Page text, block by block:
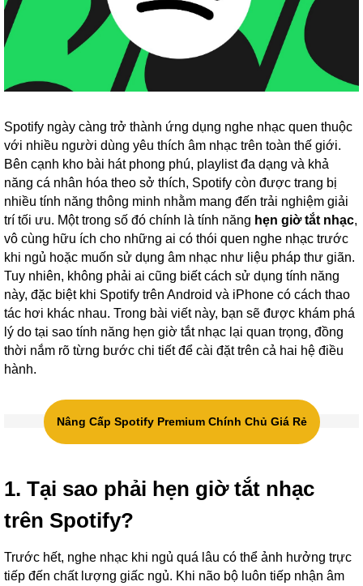
Spotify ngày càng trở thành ứng dụng nghe nhạc quen thuộc
với nhiều người dùng yêu thích âm nhạc trên toàn thế giới.
Bên cạnh kho bài hát phong phú, playlist đa dạng và khả
năng cá nhân hóa theo sở thích, Spotify còn được trang bị
nhiều tính năng thông minh nhằm mang đến trải nghiệm giải
trí tối ưu. Một trong số đó chính là tính năng hẹn giờ tắt nhạc,
vô cùng hữu ích cho những ai có thói quen nghe nhạc trước
khi ngủ hoặc muốn sử dụng âm nhạc như liệu pháp thư giãn.
Tuy nhiên, không phải ai cũng biết cách sử dụng tính năng
này, đặc biệt khi Spotify trên Android và iPhone có cách thao
tác hơi khác nhau. Trong bài viết này, bạn sẽ được khám phá
lý do tại sao tính năng hẹn giờ tắt nhạc lại quan trọng, đồng
thời nắm rõ từng bước chi tiết để cài đặt trên cả hai hệ điều
hành.
Nâng Cấp Spotify Premium Chính Chủ Giá Rẻ
1. Tại sao phải hẹn giờ tắt nhạc
trên Spotify?
Trước hết, nghe nhạc khi ngủ quá lâu có thể ảnh hưởng trực
tiếp đến chất lượng giấc ngủ. Khi não bộ luôn tiếp nhận âm